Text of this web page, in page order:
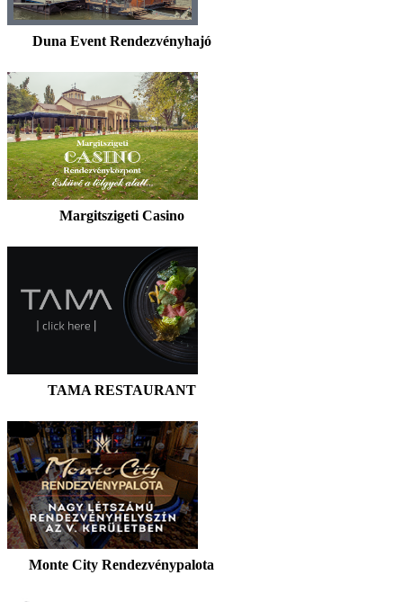
Duna Event Rendezvényhajó
Margitszigeti Casino
TAMA RESTAURANT
Monte City Rendezvénypalota